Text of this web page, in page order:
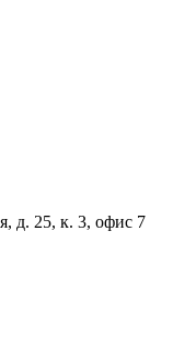
д. 25, к. 3, офис 7